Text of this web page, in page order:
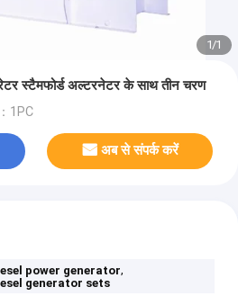
1/1
स्टैमफोर्ड अल्टरनेटर के साथ तीन चरण
1PC
अब से संपर्क करें
power generator,
generator sets